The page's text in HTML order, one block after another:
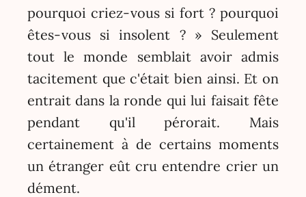
pourquoi criez-vous si fort ? pourquoi
êtes-vous si insolent ? » Seulement
tout le monde semblait avoir admis
tacitement que c'était bien ainsi. Et on
entrait dans la ronde qui lui faisait fête
pendant qu'il pérorait. Mais
certainement à de certains moments
un étranger eût cru entendre crier un
dément.